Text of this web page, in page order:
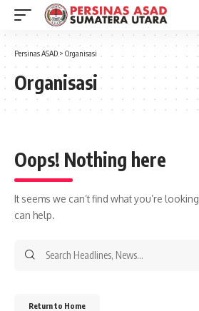
Persinas ASAD > Organisasi
Organisasi
Oops! Nothing here
It seems we can’t find what you’re
can help.
Return to Home